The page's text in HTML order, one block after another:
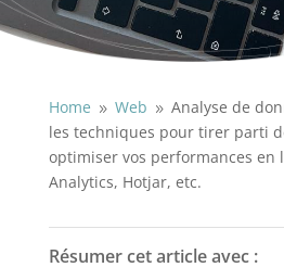
Home 9 Web 9 Analyse de
les techniques pour tirer parti
optimiser vos performances en
Analytics, Hotjar, etc.
Résumer cet article avec :